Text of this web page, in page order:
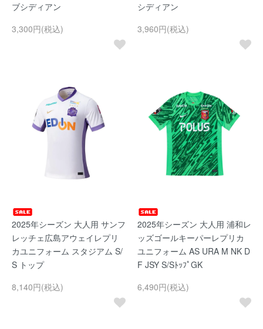
ブシディアン
3,300円(税込)
シディアン
3,960円(税込)
2025年シーズン 大人用 サンフ
レッチェ広島アウェイレプリ
カユニフォーム スタジアム S/
S トップ
8,140円(税込)
2025年シーズン 大人用 浦和レ
ッズゴールキーパーレプリカ
ユニフォーム AS URA M NK D
F JSY S/SﾄｯﾌﾟGK
6,490円(税込)